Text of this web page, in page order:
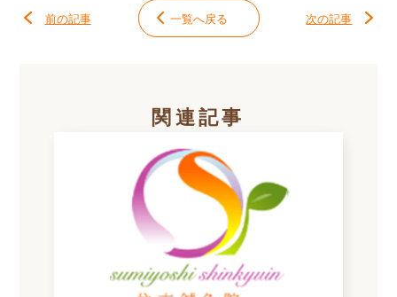
前の記事 一覧へ戻る 次の記事
関連記事